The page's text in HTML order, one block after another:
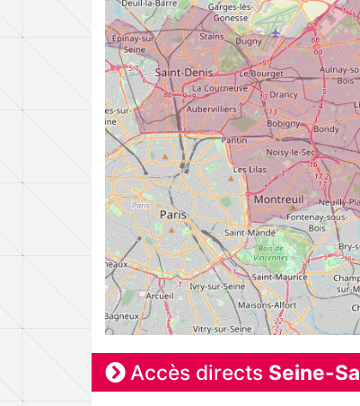
Accès directs Seine-